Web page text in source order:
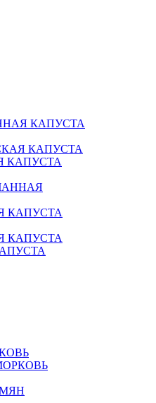
КАПУСТА
КАПУСТА
КАПУСТА
КАПУСТА
КАПУСТА